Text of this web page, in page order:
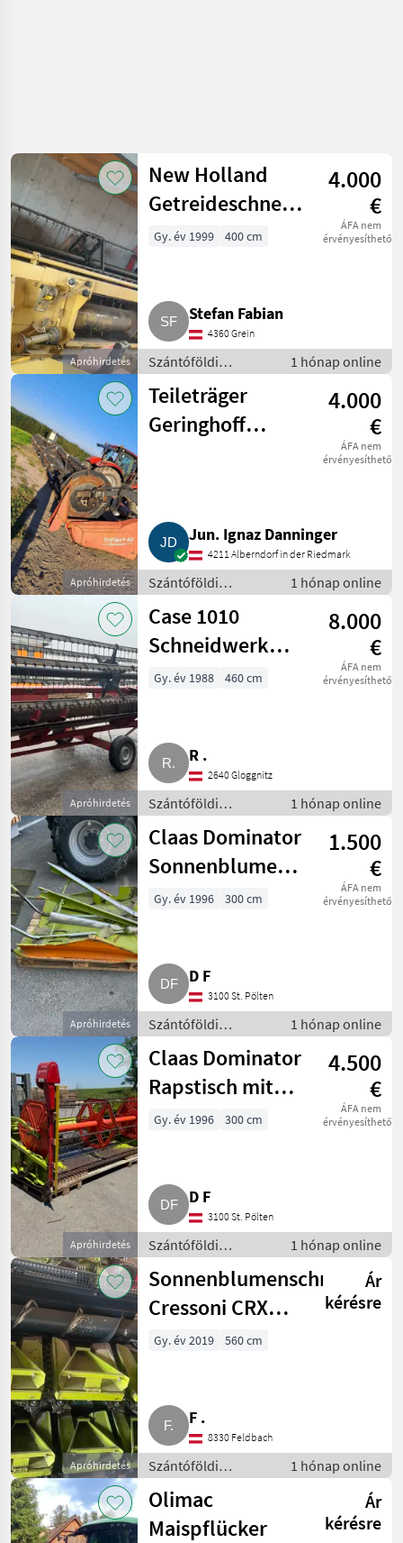
Apróhirdetés
New Holland
Getreideschneidwerk
TX-Serie
4.000
€
ÁFA nem
érvényesíthető
Gy. év 1999 400 cm
Stefan Fabian
4360 Grein
Szántóföldi
betakarítógépek /
Kombájn adapter
1 hónap online
Apróhirdetés
Teileträger
Geringhoff
40
4.000
€
ÁFA nem
érvényesíthető
Jun. Ignaz Danninger
4211 Alberndorf in der Riedmark
Szántóföldi
betakarítógépek /
Kombájn adapter
1 hónap online
Apróhirdetés
Case 1010
Schneidwerk
Case IH 1010
8.000
€
ÁFA nem
érvényesíthető
Gy. év 1988 460 cm
R .
2640 Gloggnitz
Szántóföldi
betakarítógépek /
Kombájn adapter
1 hónap online
Apróhirdetés
Claas Dominator
Sonnenblumenvorsatz
300 mm
1.500
€
ÁFA nem
érvényesíthető
Gy. év 1996 300 cm
D F
3100 St. Pölten
Szántóföldi
betakarítógépek /
Kombájn adapter
1 hónap online
Apróhirdetés
Claas Dominator
Rapstisch mit
Rapstrenner 12 V
4.500
€
ÁFA nem
érvényesíthető
Gy. év 1996 300 cm
D F
3100 St. Pölten
Szántóföldi
betakarítógépek /
Kombájn adapter
1 hónap online
Apróhirdetés
Cressoni CRX
8x70
Ár
kérésre
Gy. év 2019 560 cm
F .
8330 Feldbach
Szántóföldi
betakarítógépek /
Kombájn adapter
1 hónap online
Olimac
Maispflücker
Ár
kérésre